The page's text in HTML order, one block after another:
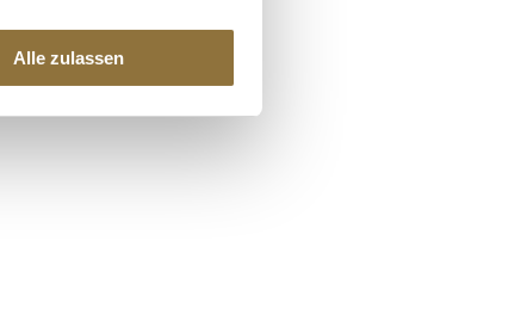
Alle zulassen